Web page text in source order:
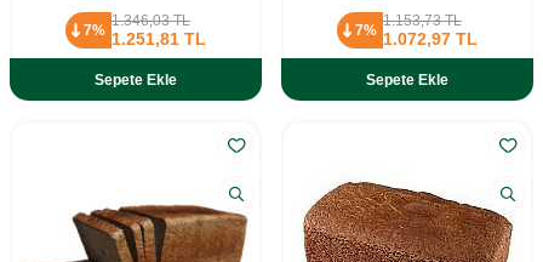
7%
1.346,03TL
1.251,81 TL
Sepete Ekle
7%
1.153,73TL
1.072,97 TL
Sepete Ekle